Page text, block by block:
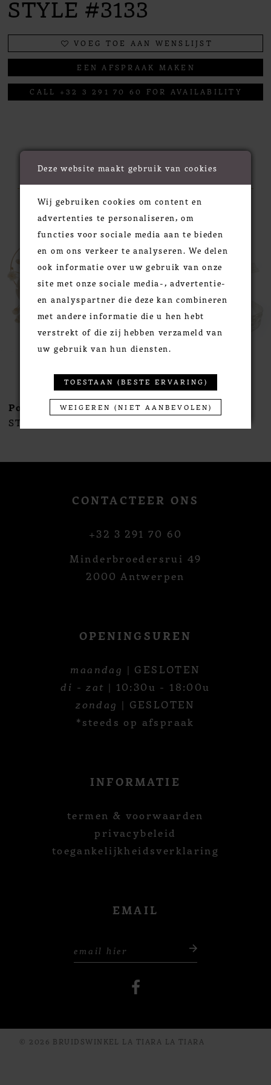
STYLE #3133
VOEG TOE AAN WENSLIJST
EEN AFSPRAAK MAKEN
CALL +32 3 291 70 60 FOR AVAILABILITY
RELATED PRODUCTS
Products
Carousel
end
PAUSE AUTOPLAY
PREVIOUS SLIDE
NEXT SLIDE
2
3
4
11
12
14
Poirier
STYLE #NC-1396
Poirier
CONTACTEER ONS
+32 3 291 70 60
Minderbroedersrui 49
2000 Antwerpen
OPENINGSUREN
maandag | GESLOTEN
di - zat | 10:30u - 18:00u
zondag | GESLOTEN
*steeds op afspraak
INFORMATIE
termen & voorwaarden
privacybeleid
toegankelijkheidsverklaring
EMAIL
© 2026 BRUIDSWINKEL LA TIARA LA TIARA
Deze website maakt gebruik van cookies
Wij gebruiken cookies om content en
advertenties te personaliseren, om
functies voor sociale media aan te bieden
en om ons verkeer te analyseren. We delen
ook informatie over uw gebruik van onze
site met onze sociale media-, advertentie-
en analyspartner die deze kan combineren
met andere informatie die u hen hebt
verstrekt of die zij hebben verzameld van
uw gebruik van hun diensten.
TOESTAAN (BESTE ERVARING)
WEIGEREN (NIET AANBEVOLEN)